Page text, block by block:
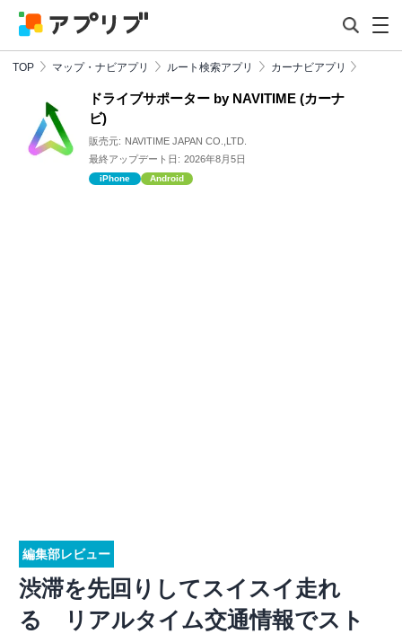
TOP マップ・ナビアプリ ルート検索アプリ カーナビアプリ
ドライブサポーター by NAVITIME (カーナ
ビ)
販売元: NAVITIME JAPAN CO.,LTD.
最終アップデート日: 2026年8月5日
iPhone Android
編集部レビュー
渋滞を先回りしてスイスイ走れ
る リアルタイム交通情報でスト